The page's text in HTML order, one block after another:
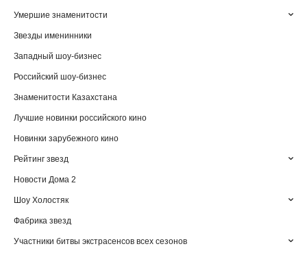
Умершие знаменитости
Звезды именинники
Западный шоу-бизнес
Российский шоу-бизнес
Знаменитости Казахстана
Лучшие новинки российского кино
Новинки зарубежного кино
Рейтинг звезд
Новости Дома 2
Шоу Холостяк
Фабрика звезд
Участники битвы экстрасенсов всех сезонов